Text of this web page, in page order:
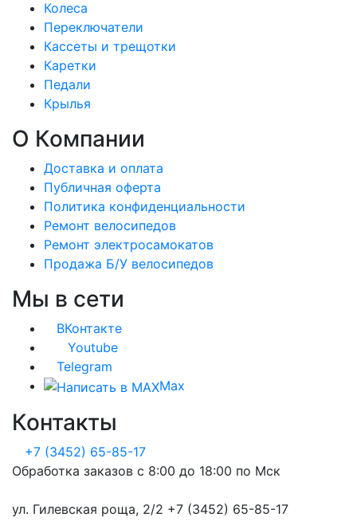
Колеса
Переключатели
Кассеты и трещотки
Каретки
Педали
Крылья
О Компании
Доставка и оплата
Публичная оферта
Политика конфиденциальности
Ремонт велосипедов
Ремонт электросамокатов
Продажа Б/У велосипедов
Мы в сети
ВКонтакте
Youtube
Telegram
Max
Контакты
+7 (3452) 65-85-17
Обработка заказов с 8:00 до 18:00 по Мск
ул. Гилевская роща, 2/2 +7 (3452) 65-85-17